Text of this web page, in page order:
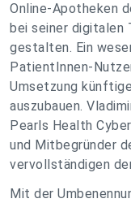
Online-Apotheken
bei seiner digitalen
gestalten. Ein
PatientInnen-
Umsetzung
auszubauen.
Pearls Health Cyber
und Mitbegründer
vervollständigen
Mit der